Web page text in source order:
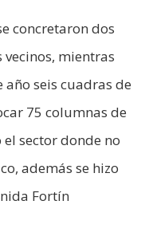
concretaron dos
mientras
año seis cuadras de
75 columnas de
sector donde no
además se hizo
Fortín